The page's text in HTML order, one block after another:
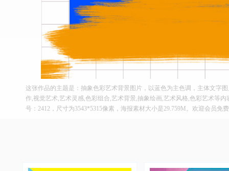
这张作品的主题是：抽象色彩艺术背景图片，以蓝色为主色调，主体文字
作,视觉艺术,艺术灵感,色彩组合,艺术背景,抽象绘画,艺术风格,色彩艺术等内
号：2412，尺寸为3543*5315像素，海报素材大小是29.759M。欢迎会员免